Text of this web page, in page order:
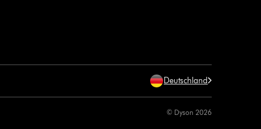
Deutschland
© Dyson 2026